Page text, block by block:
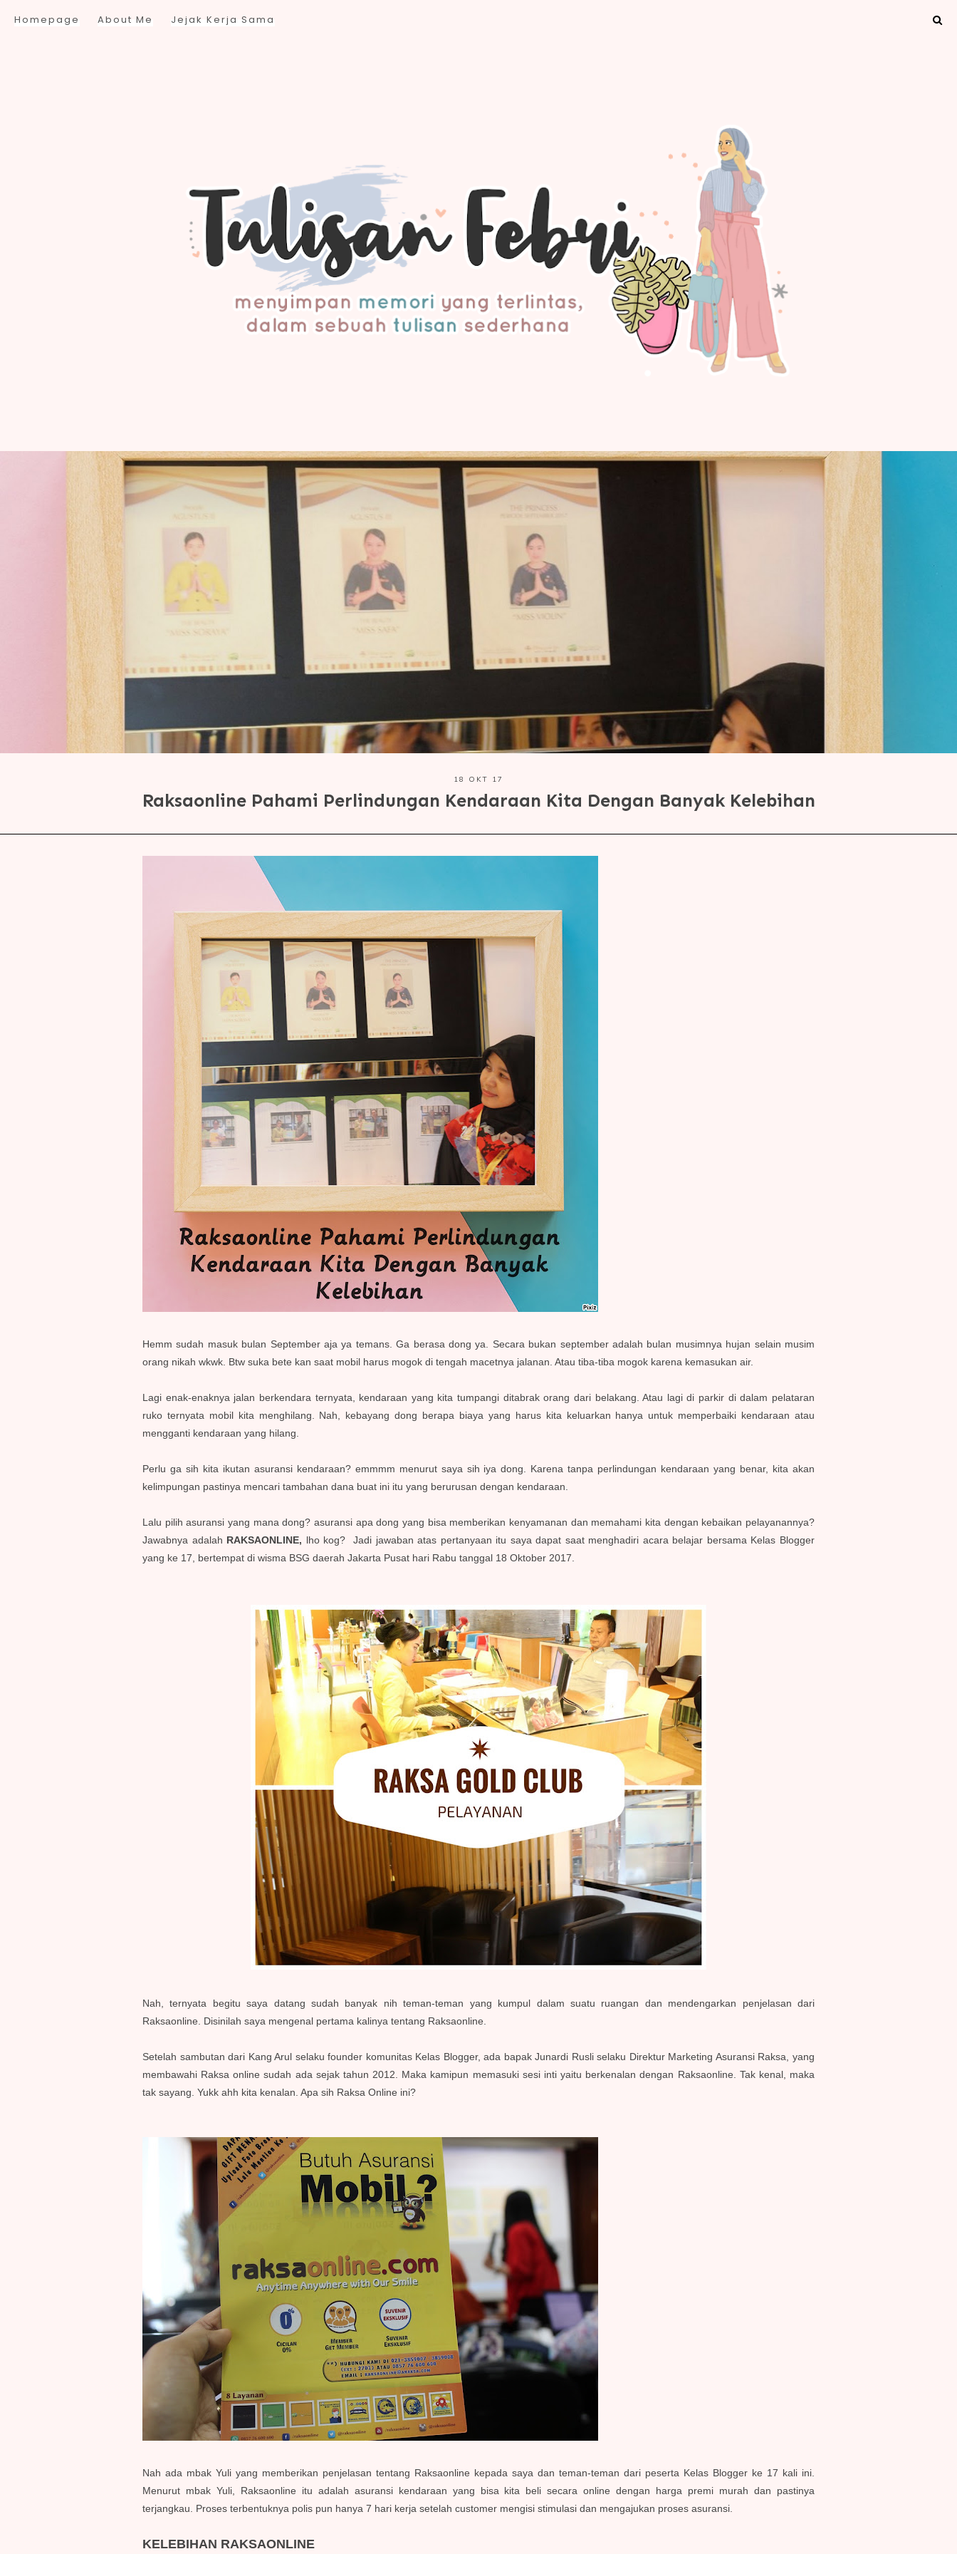
Homepage About Me Jejak Kerja Sama
18 OKT 17
Raksaonline Pahami Perlindungan Kendaraan Kita Dengan Banyak Kelebihan
Hemm sudah masuk bulan September aja ya temans. Ga berasa dong ya. Secara bukan september adalah bulan musimnya hujan selain musim
orang nikah wkwk. Btw suka bete kan saat mobil harus mogok di tengah macetnya jalanan. Atau tiba-tiba mogok karena kemasukan air.
Lagi enak-enaknya jalan berkendara ternyata, kendaraan yang kita tumpangi ditabrak orang dari belakang. Atau lagi di parkir di dalam pelataran
ruko ternyata mobil kita menghilang. Nah, kebayang dong berapa biaya yang harus kita keluarkan hanya untuk memperbaiki kendaraan atau
mengganti kendaraan yang hilang.
Perlu ga sih kita ikutan asuransi kendaraan? emmmm menurut saya sih iya dong. Karena tanpa perlindungan kendaraan yang benar, kita akan
kelimpungan pastinya mencari tambahan dana buat ini itu yang berurusan dengan kendaraan.
Lalu pilih asuransi yang mana dong? asuransi apa dong yang bisa memberikan kenyamanan dan memahami kita dengan kebaikan pelayanannya?
Jawabnya adalah RAKSAONLINE, lho kog? Jadi jawaban atas pertanyaan itu saya dapat saat menghadiri acara belajar bersama Kelas Blogger
yang ke 17, bertempat di wisma BSG daerah Jakarta Pusat hari Rabu tanggal 18 Oktober 2017.
Nah, ternyata begitu saya datang sudah banyak nih teman-teman yang kumpul dalam suatu ruangan dan mendengarkan penjelasan dari
Raksaonline. Disinilah saya mengenal pertama kalinya tentang Raksaonline.
Setelah sambutan dari Kang Arul selaku founder komunitas Kelas Blogger, ada bapak Junardi Rusli selaku Direktur Marketing Asuransi Raksa, yang
membawahi Raksa online sudah ada sejak tahun 2012. Maka kamipun memasuki sesi inti yaitu berkenalan dengan Raksaonline. Tak kenal, maka
tak sayang. Yukk ahh kita kenalan. Apa sih Raksa Online ini?
Nah ada mbak Yuli yang memberikan penjelasan tentang Raksaonline kepada saya dan teman-teman dari peserta Kelas Blogger ke 17 kali ini.
Menurut mbak Yuli, Raksaonline itu adalah asuransi kendaraan yang bisa kita beli secara online dengan harga premi murah dan pastinya
terjangkau. Proses terbentuknya polis pun hanya 7 hari kerja setelah customer mengisi stimulasi dan mengajukan proses asuransi.
KELEBIHAN RAKSAONLINE